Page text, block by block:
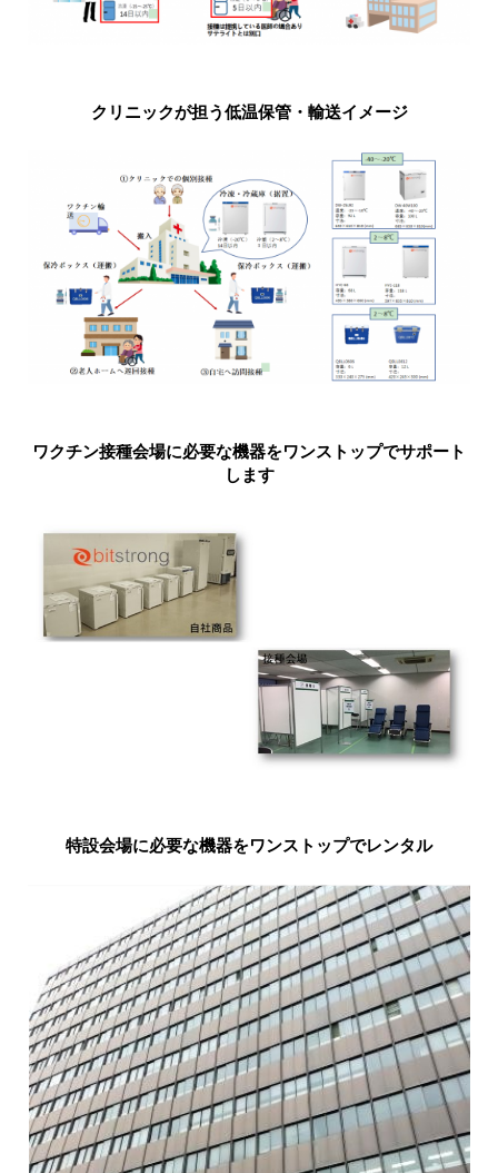
クリニックが担う低温保管・輸送イメージ
ワクチン接種会場に必要な機器をワンストップでサポート
します
特設会場に必要な機器をワンストップでレンタル